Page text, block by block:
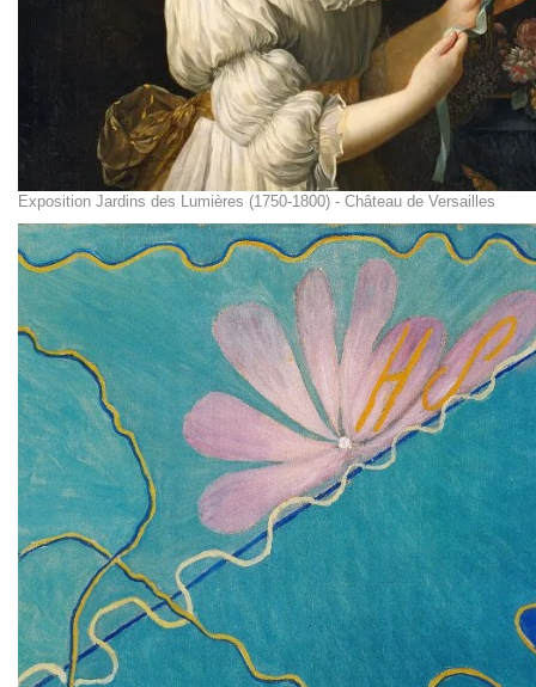
Exposition Jardins des Lumières (1750-1800) - Château de Versailles